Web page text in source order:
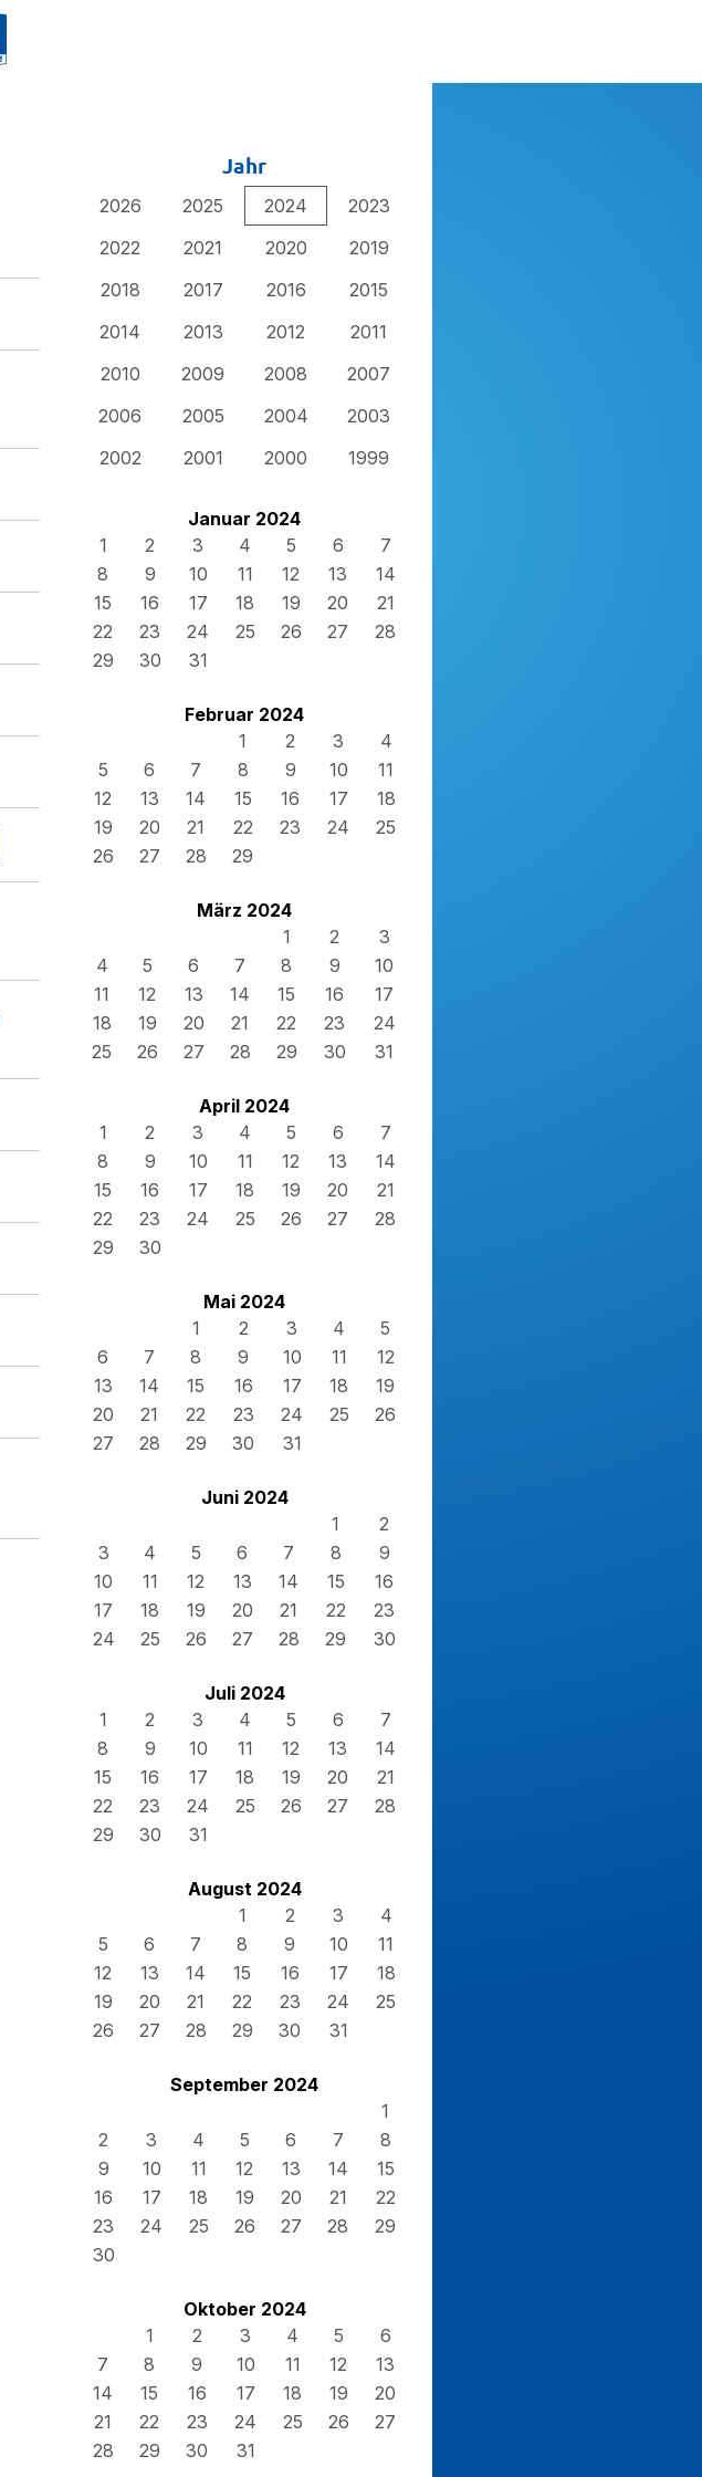
Jahr
2026 2025 2024
2023
2022
2021 2020
2019
2018
2017 2016
2015
2014
2013 2012
2011
2010
2009 2008
2007
2006
2005 2004
2003
2002
2001 2000 1999
Januar 2024
1
2 3 4 5 6
7
8
9 10 11 12 13
14
15
16 17 18 19 20
21
22
23 24 25 26 27
28
29
30 31
Februar 2024
1
2 3
4
5
6 7 8 9 10
11
12
13 14 15 16 17
18
19
20 21 22 23 24
25
26
27 28 29
März 2024
1
2
3
4
5 6 7 8 9
10
11
12 13 14 15 16
17
18
19 20 21 22 23
24
25
26 27 28 29 30 31
April 2024
1
2 3 4 5 6
7
8
9 10 11 12 13
14
15
16 17 18 19 20
21
22
23 24 25 26 27
28
29
30
Mai 2024
1
2 3 4
5
6
7 8 9 10 11
12
13
14 15 16 17 18
19
20
21 22 23 24 25
26
27
28 29 30 31
Juni 2024
1
2
3
4 5 6 7 8
9
10
11 12 13 14 15
16
17
18 19 20 21 22
23
24
25 26 27 28 29 30
Juli 2024
1
2 3 4 5 6
7
8
9 10 11 12 13
14
15
16 17 18 19 20
21
22
23 24 25 26 27
28
29
30 31
August 2024
1
2 3
4
5
6 7 8 9 10
11
12
13 14 15 16 17
18
19
20 21 22 23 24
25
26
27 28 29 30 31
September 2024
1
2
3 4 5 6 7
8
9
10 11 12 13 14
15
16
17 18 19 20 21
22
23
24 25 26 27 28
29
30
Oktober 2024
1
2 3 4 5
6
7
8 9 10 11 12
13
14
15 16 17 18 19
20
21
22 23 24 25 26
27
28
29 30 31